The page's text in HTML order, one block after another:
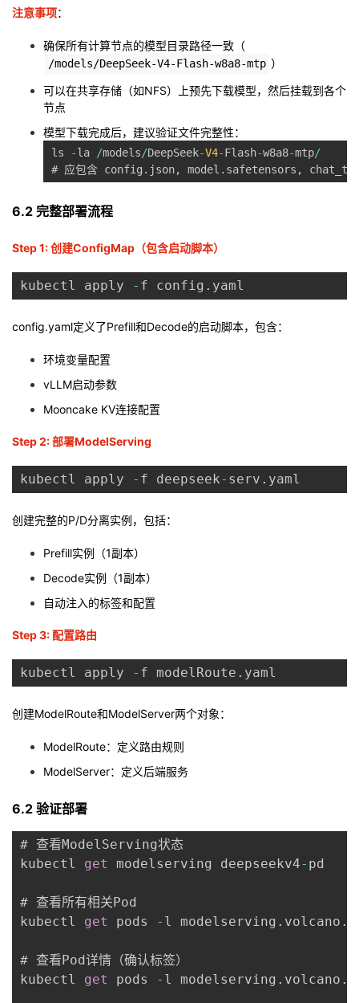
注意事项：
确保所有计算节点的模型目录路径一致（
/models/DeepSeek-V4-Flash-w8a8-mtp ）
可以在共享存储（如NFS）上预先下载模型，然后挂载到各个
节点
模型下载完成后，建议验证文件完整性：
ls -la /models/DeepSeek-V4-Flash-w8a8-mtp/
# 应包含 config . json, model . safetensors ,
6.2 完整部署流程
Step 1: 创建ConfigMap（包含启动脚本）
kubectl apply - f config .
config.yaml定义了Prefill和Decode的启动脚本，包含：
环境变量配置
vLLM启动参数
Mooncake KV连接配置
Step 2: 部署ModelServing
kubectl apply - f deepseek- serv .
创建完整的P/D分离实例，包括：
Prefill实例（1副本）
Decode实例（1副本）
自动注入的标签和配置
Step 3: 配置路由
kubectl apply - f modelRoute .
创建ModelRoute和ModelServer两个对象：
ModelRoute：定义路由规则
ModelServer：定义后端服务
6.2 验证部署
# 查看ModelServing状态
kubectl get modelserving deepseekv4- pd
# 查看所有相关Pod
kubectl get pods - l modelserving . volcano .
# 查看Pod详情（确认标签）
kubectl get pods - l modelserving . volcano .